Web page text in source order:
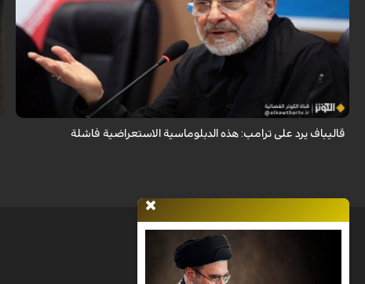
أكد رئيس مجلس الشورى الإسلامي الإيراني أن التصريحات الاستعراضية
والتهديدات المتكررة لم تعد تُجدي نفعاً، واصفاً إياها بالدبلوماسية الفاشلة.
قاليباف يرد على ترامب: هذه الدبلوماسية الاستعراضية فاشلة